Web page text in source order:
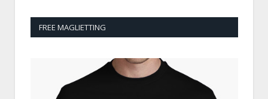
FREE MAGLIETTING